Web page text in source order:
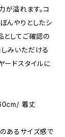
が溢れます。コ
んやりとしたシ
としてご確認の
みいただける
ードスタイルに
着丈
あるサイズ感で